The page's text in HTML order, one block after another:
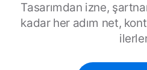
Tasarımdan izne,
kadar her adım net,